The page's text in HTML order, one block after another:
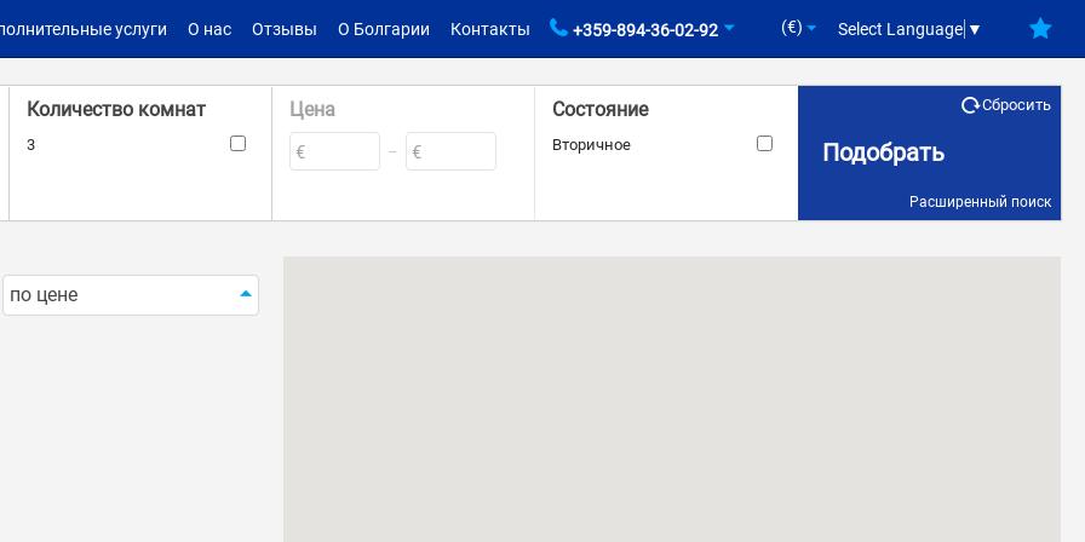
услуги О нас Отзывы О Болгарии Контакты +359-894-36-02-92 (€) Select Language ▼
Количество комнат
3
Цена
€ – €
Состояние
Вторичное Подобрать
Сбросить
Расширенный поиск
по цене